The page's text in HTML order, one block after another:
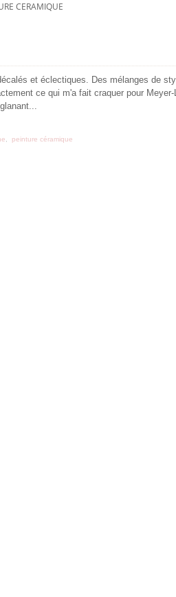
CERAMIQUE
et éclectiques. Des mélanges de
ce qui m'a fait craquer pour Meyer-
peinture céramique